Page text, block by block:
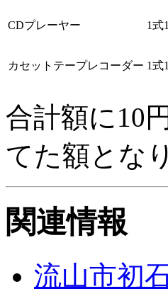
CDプレーヤー 1式
カセットテープレコーダー 1式
合計額に10
てた額とな
関連情報
流山市初